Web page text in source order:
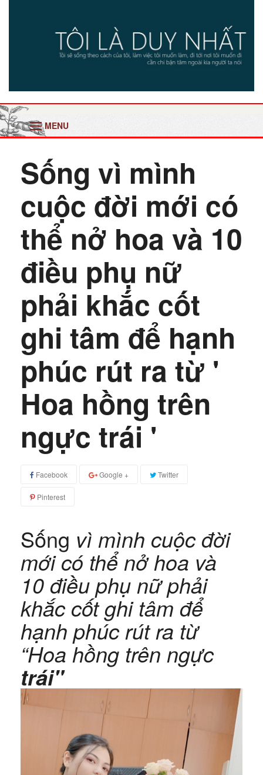
MENU
Sống vì mình
cuộc đời mới có
thể nở hoa và 10
điều phụ nữ
phải khắc cốt
ghi tâm để hạnh
phúc rút ra từ '
Hoa hồng trên
ngực trái '
Facebook Google + Twitter
Pinterest
Sống vì mình cuộc đời
mới có thể nở hoa và
10 điều phụ nữ phải
khắc cốt ghi tâm để
hạnh phúc rút ra từ
“Hoa hồng trên ngực
trái"